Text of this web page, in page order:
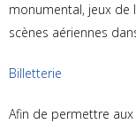
monumental, jeux de
scènes aériennes
Billetterie
Afin de permettre